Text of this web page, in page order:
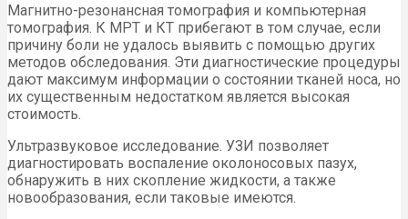
Магнитно-резонансная томография и компьютерная
томография. К МРТ и КТ прибегают в том случае, если
причину боли не удалось выявить с помощью других
методов обследования. Эти диагностические процедуры
дают максимум информации о состоянии тканей носа, но
их существенным недостатком является высокая
стоимость.
Ультразвуковое исследование. УЗИ позволяет
диагностировать воспаление околоносовых пазух,
обнаружить в них скопление жидкости, а также
новообразования, если таковые имеются.